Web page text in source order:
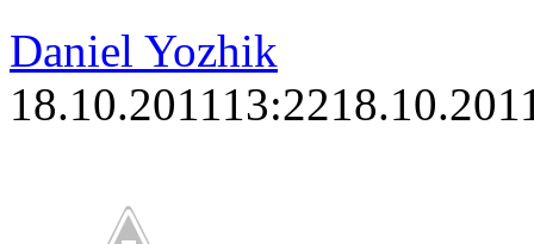
Daniel Yozhik
18.10.201113:22